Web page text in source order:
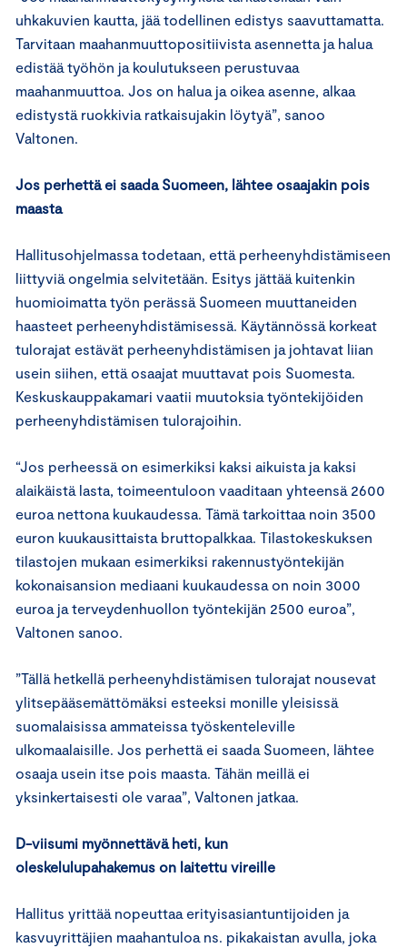
uhkakuvien kautta, jää todellinen edistys saavuttamatta.
Tarvitaan maahanmuuttopositiivista asennetta ja halua
edistää työhön ja koulutukseen perustuvaa
maahanmuuttoa. Jos on halua ja oikea asenne, alkaa
edistystä ruokkivia ratkaisujakin löytyä”, sanoo
Valtonen.
Jos perhettä ei saada Suomeen, lähtee osaajakin pois
maasta
Hallitusohjelmassa todetaan, että perheenyhdistämiseen
liittyviä ongelmia selvitetään. Esitys jättää kuitenkin
huomioimatta työn perässä Suomeen muuttaneiden
haasteet perheenyhdistämisessä. Käytännössä korkeat
tulorajat estävät perheenyhdistämisen ja johtavat liian
usein siihen, että osaajat muuttavat pois Suomesta.
Keskuskauppakamari vaatii muutoksia työntekijöiden
perheenyhdistämisen tulorajoihin.
“Jos perheessä on esimerkiksi kaksi aikuista ja kaksi
alaikäistä lasta, toimeentuloon vaaditaan yhteensä 2600
euroa nettona kuukaudessa. Tämä tarkoittaa noin 3500
euron kuukausittaista bruttopalkkaa. Tilastokeskuksen
tilastojen mukaan esimerkiksi rakennustyöntekijän
kokonaisansion mediaani kuukaudessa on noin 3000
euroa ja terveydenhuollon työntekijän 2500 euroa”,
Valtonen sanoo.
”Tällä hetkellä perheenyhdistämisen tulorajat nousevat
ylitsepääsemättömäksi esteeksi monille yleisissä
suomalaisissa ammateissa työskenteleville
ulkomaalaisille. Jos perhettä ei saada Suomeen, lähtee
osaaja usein itse pois maasta. Tähän meillä ei
yksinkertaisesti ole varaa”, Valtonen jatkaa.
D-viisumi myönnettävä heti, kun
oleskelulupahakemus on laitettu vireille
Hallitus yrittää nopeuttaa erityisasiantuntijoiden ja
kasvuyrittäjien maahantuloa ns. pikakaistan avulla, joka